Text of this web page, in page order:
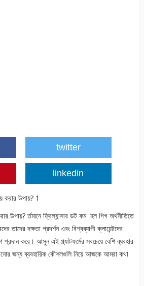
twitter
linkedin
উপায়? র্তমানে ফ্রিল্যান্সার ডট কম হল গিগ অর্থনীতিতে
তাদের দক্ষতা প্রদর্শন এবং বিশ্বব্যাপী ক্লায়েন্টদের
করে। আসুন এই প্ল্যাটফর্মের সবচেয়ে বেশি ব্যবহার
জন্য ব্যবহারিক কৌশলগুলি নিয়ে আজকে আমরা কথা